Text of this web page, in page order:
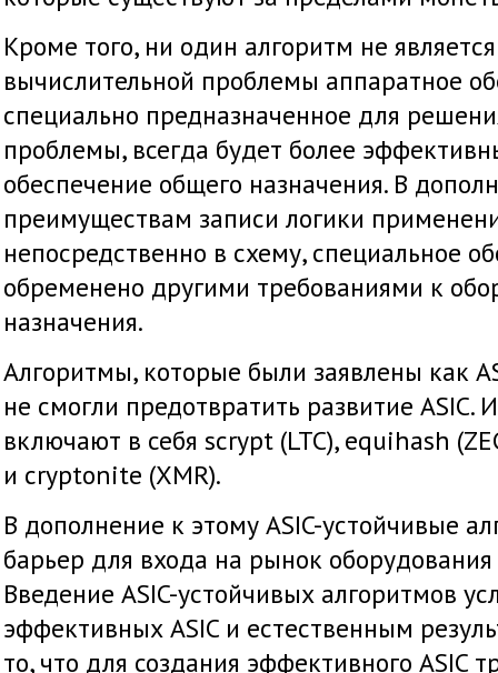
Кроме того, ни один алгоритм не
вычислительной проблемы аппаратное
специально предназначенное для
проблемы, всегда будет более
обеспечение общего назначения. В
преимуществам записи логики
непосредственно в схему, специальное
обременено другими требованиями к
назначения.
Алгоритмы, которые были заявлены как
не смогли предотвратить развитие
включают в себя scrypt (LTC), equihash
и cryptonite (XMR).
В дополнение к этому ASIC-устойчивые
барьер для входа на рынок
Введение ASIC-устойчивых алгоритмов
эффективных ASIC и естественным
то, что для создания эффективного ASIC